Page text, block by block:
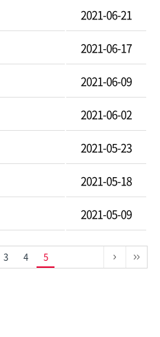
2021-06-21
2021-06-17
2021-06-09
2021-06-02
2021-05-23
2021-05-18
2021-05-09
3 4 5